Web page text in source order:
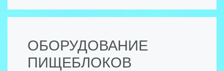
ОБОРУДОВАНИЕ
ПИЩЕБЛОКОВ